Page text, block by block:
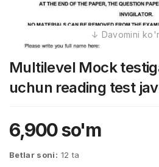
Multilevel Mock
uchun reading test
6,900so'm
Betlar soni: 12 ta